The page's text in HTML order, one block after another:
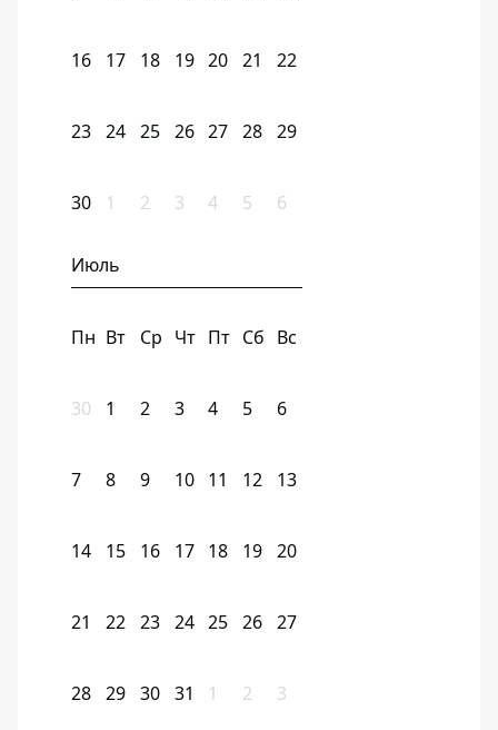
16 17 18 19 20 21 22
23 24 25 26 27 28 29
30 1 2 3 4 5 6
Июль
Пн Вт Ср Чт Пт Сб Вс
30 1 2 3 4 5 6
7 8 9 10 11 12 13
14 15 16 17 18 19 20
21 22 23 24 25 26 27
28 29 30 31 1 2 3